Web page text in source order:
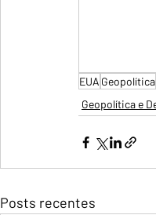
EUA Geopolítica
Geopolítica e
Posts recentes